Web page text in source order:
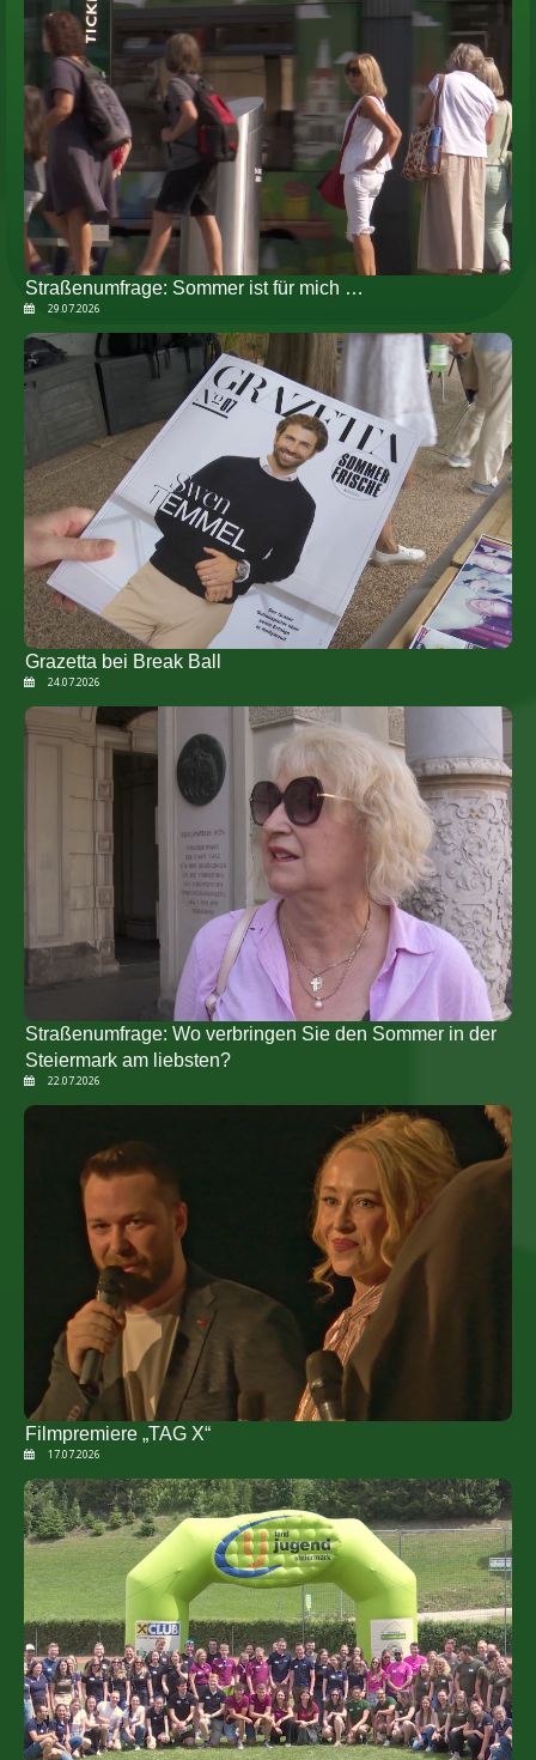
Straßenumfrage: Sommer ist für mich …
29.07.2026
Grazetta bei Break Ball
24.07.2026
Straßenumfrage: Wo verbringen Sie den Sommer in der
Steiermark am liebsten?
22.07.2026
Filmpremiere „TAG X“
17.07.2026